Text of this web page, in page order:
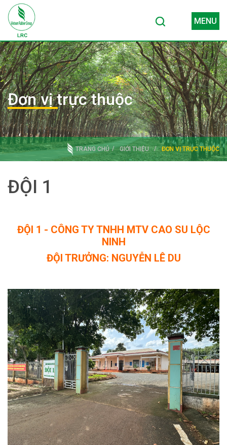
MENU
Đơn vị trực thuộc
TRANG CHỦ GIỚI THIỆU ĐƠN VỊ TRỰC THUỘC
ĐỘI 1
ĐỘI 1 - CÔNG TY TNHH MTV CAO SU LỘC
NINH
ĐỘI TRƯỞNG: NGUYỄN LÊ DU